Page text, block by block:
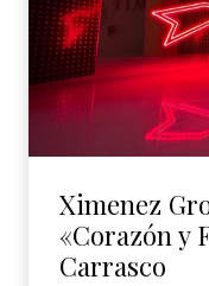
Ximenez
«Corazón y
Carrasco